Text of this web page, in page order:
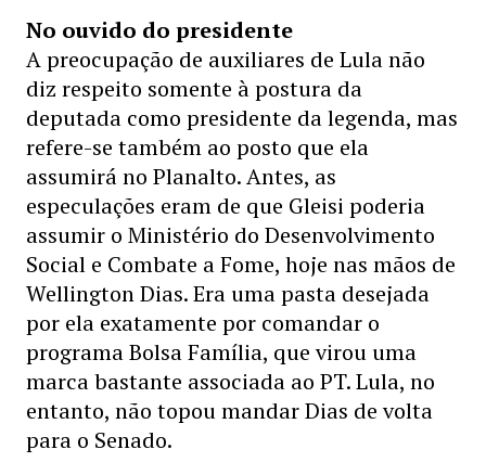
No ouvido do presidente
A preocupação de auxiliares de Lula não
diz respeito somente à postura da
deputada como presidente da legenda, mas
refere-se também ao posto que ela
assumirá no Planalto. Antes, as
especulações eram de que Gleisi poderia
assumir o Ministério do Desenvolvimento
Social e Combate a Fome, hoje nas mãos de
Wellington Dias. Era uma pasta desejada
por ela exatamente por comandar o
programa Bolsa Família, que virou uma
marca bastante associada ao PT. Lula, no
entanto, não topou mandar Dias de volta
para o Senado.